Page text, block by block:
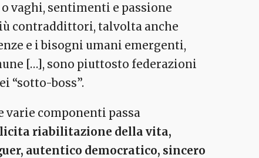
vaghi, sentimenti e passione
contraddittori, talvolta anche
e i bisogni umani emergenti,
[…], sono piuttosto federazioni
“sotto-boss”.
varie componenti passa
riabilitazione della vita,
autentico democratico, sincero